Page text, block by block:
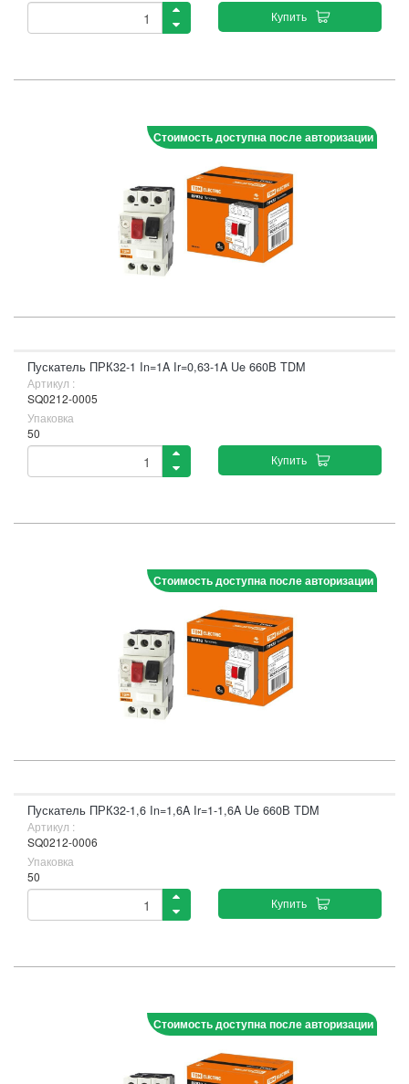
Купить
Стоимость доступна после авторизации
Пускатель ПРК32-1 In=1A Ir=0,63-1A Ue 660В TDM
Артикул :
SQ0212-0005
Упаковка
50
Купить
Стоимость доступна после авторизации
Пускатель ПРК32-1,6 In=1,6A Ir=1-1,6A Ue 660В TDM
Артикул :
SQ0212-0006
Упаковка
50
Купить
Стоимость доступна после авторизации